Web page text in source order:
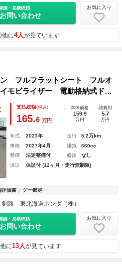
認・見積依頼
問い合わせ
お気に入り
他に4人が見ています
フルフラットシート フルオ
モビライザー 電動格納式ドア
ＷＤ パワーウィンドー ＡＢ
両側スライドドア レーンア
支払総額(税込)
165.6 万円
本体価格
159.9
万円
諸費用
5.7
万円
年式 2023年 走行
5.2万km
車検
2027年4月 排気
660cc
整備
法定整備付 修復
なし
保証
保証付 (12ヶ月・走行無制限)
評価書 グー鑑定
釧路 東北海道ホンダ（株）
認・見積依頼
問い合わせ
お気に入り
に13人が見ています